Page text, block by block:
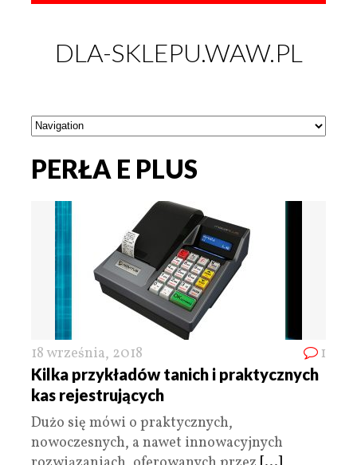
DLA-SKLEPU.WAW.PL
PERŁA E PLUS
18 września, 2018 1
Kilka przykładów tanich i praktycznych
kas rejestrujących
Dużo się mówi o praktycznych,
nowoczesnych, a nawet innowacyjnych